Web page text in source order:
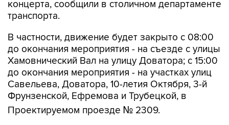
концерта, сообщили в столичном департаменте
транспорта.
В частности, движение будет закрыто с 08:00
до окончания мероприятия - на съезде с улицы
Хамовнический Вал на улицу Доватора; с 15:00
до окончания мероприятия - на участках улиц
Савельева, Доватора, 10-летия Октября, 3-й
Фрунзенской, Ефремова и Трубецкой, в
Проектируемом проезде № 2309.